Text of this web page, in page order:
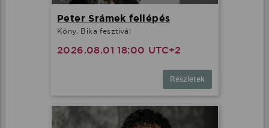
Peter Srámek fellépés
Kóny, Bika fesztivál
2026.08.01 18:00 UTC+2
Részletek